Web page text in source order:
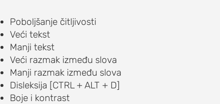
Poboljšanje čitljivosti
Veći tekst
Manji tekst
Veći razmak između slova
Manji razmak između slova
Disleksija [CTRL + ALT + D]
Boje i kontrast